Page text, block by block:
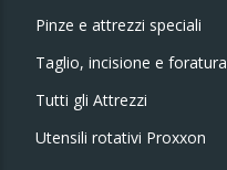
Pinze e attrezzi speciali
Taglio, incisione e foratura
Tutti gli Attrezzi
Utensili rotativi Proxxon